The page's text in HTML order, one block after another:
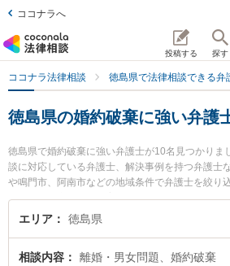
ココナラへ
投稿する 探す
ココナラ法律相談 徳島県で法律相談できる弁
徳島県の婚約破棄に強い弁護
徳島県で婚約破棄に強い弁護士が10名見つかりま
談に対応している弁護士、解決事例を持つ弁護士
や鳴門市、阿南市などの地域条件で弁護士を絞り
関係する財産分与や養育費、親権等の細かな分野
です。特にパシィフィコ法律事務所の大八木 孝弁
日や夜間に発生した婚約破棄のトラブルを今すぐ
エリア 徳島県
相談内容 離婚・男女問題、婚約破棄